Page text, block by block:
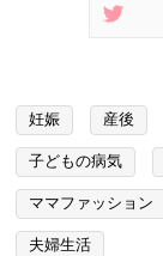
妊娠 産後
子どもの病気
ママファッション
夫婦生活